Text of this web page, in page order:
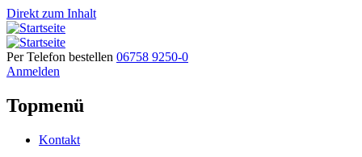
Direkt zum Inhalt
Per Telefon bestellen 06758 9250-0
Anmelden
Topmenü
Kontakt